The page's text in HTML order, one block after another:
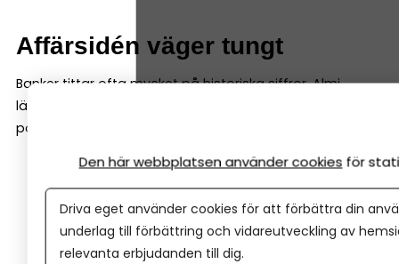
Affärsidén väger tungt
Banker tittar ofta mycket på historiska siffror. Almi
lägger däremot ofta lika stor vikt vid företagets
potential. De tittar till exempel på:
affärsmodell
marknad
tillväxtmöjligheter
entreprenörens erfarenhet
Den här webbplatsen använder cookies för
Driva eget använder cookies för att förbättra din
underlag till förbättring och vidareutveckling av
relevanta erbjudanden till dig.